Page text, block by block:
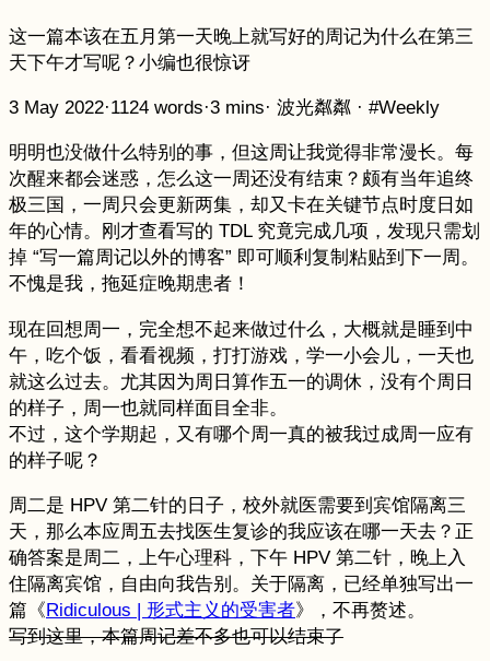
这一篇本该在五月第一天晚上就写好的周记为什么在第三
天下午才写呢？小编也很惊讶
3 May 2022·1124 words·3 mins· 波光粼粼 · #Weekly
明明也没做什么特别的事，但这周让我觉得非常漫长。每
次醒来都会迷惑，怎么这一周还没有结束？颇有当年追终
极三国，一周只会更新两集，却又卡在关键节点时度日如
年的心情。刚才查看写的 TDL 究竟完成几项，发现只需划
掉 “写一篇周记以外的博客” 即可顺利复制粘贴到下一周。
不愧是我，拖延症晚期患者！
现在回想周一，完全想不起来做过什么，大概就是睡到中
午，吃个饭，看看视频，打打游戏，学一小会儿，一天也
就这么过去。尤其因为周日算作五一的调休，没有个周日
的样子，周一也就同样面目全非。
不过，这个学期起，又有哪个周一真的被我过成周一应有
的样子呢？
周二是 HPV 第二针的日子，校外就医需要到宾馆隔离三
天，那么本应周五去找医生复诊的我应该在哪一天去？正
确答案是周二，上午心理科，下午 HPV 第二针，晚上入
住隔离宾馆，自由向我告别。关于隔离，已经单独写出一
篇《Ridiculous | 形式主义的受害者》，不再赘述。
写到这里，本篇周记差不多也可以结束了